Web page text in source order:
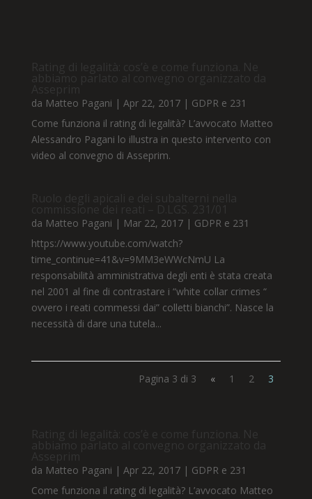
Rating di legalità: cos’è e come funziona. Ne
abbiamo parlato al convegno organizzato da
Asseprim
da Matteo Pagani | Apr 22, 2017| GDPR e 231
Come funziona il rating di legalità? L’avvocato Matteo
Alessandro Pagani lo illustra in questo intervento con
video al convegno di Asseprim.
Ruolo degli apicali e dei subalterni nella
commissione dei reati – D.LGS. 231/01
da Matteo Pagani | Mar 22, 2017| GDPR e 231
https://www.youtube.com/watch?
time_continue=41&v=9MM3eWWcNmU La
responsabilità amministrativa degli enti è stata creata
nel 2001 al fine di contrastare i “white collar crimes “
ovvero i reati commessi dai” colletti bianchi”. Nasce la
necessità di dare una tutela...
Pagina 3 di 3 « 1 2 3
Rating di legalità: cos’è e come funziona. Ne
abbiamo parlato al convegno organizzato da
Asseprim
da Matteo Pagani | Apr 22, 2017| GDPR e 231
Come funziona il rating di legalità? L’avvocato Matteo